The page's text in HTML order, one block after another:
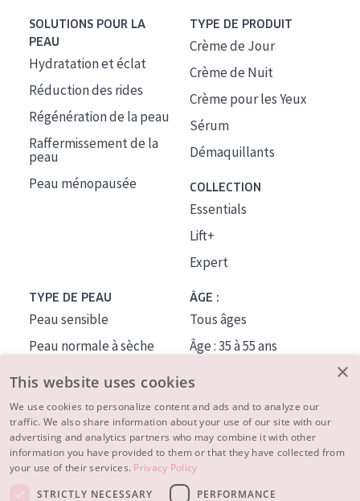
SOLUTIONS POUR LA
PEAU
Hydratation et éclat
Réduction des rides
Régénération de la peau
Raffermissement de la
peau
Peau ménopausée
TYPE DE PRODUIT
Crème de Jour
Crème de Nuit
Crème pour les Yeux
Sérum
Démaquillants
COLLECTION
Essentials
Lift+
Expert
TYPE DE PEAU
Peau sensible
Peau normale à sèche
Peau mixte ou grasse
Peau mature
Peau ménopausée
ÂGE :
Tous âges
Âge : 35 à 55 ans
À PROPOS
CONSEILS BEAUTÉ
×
This website uses cookies
We use cookies to personalize content and ads and to analyze our
traffic. We also share information about your use of our site with our
advertising and analytics partners who may combine it with other
information you have provided to them or that they have collected from
your use of their services. Privacy Policy
STRICTLY NECESSARY
PERFORMANCE